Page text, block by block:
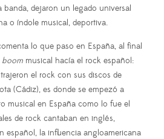
banda, dejaron un legado universal
o índole musical, deportiva.
lo que paso en España, al final
boom musical hacía el rock español:
el rock con sus discos de
(Cádiz), es donde se empezó a
musical en España como lo fue el
de rock cantaban en inglés,
español, la influencia angloamericana